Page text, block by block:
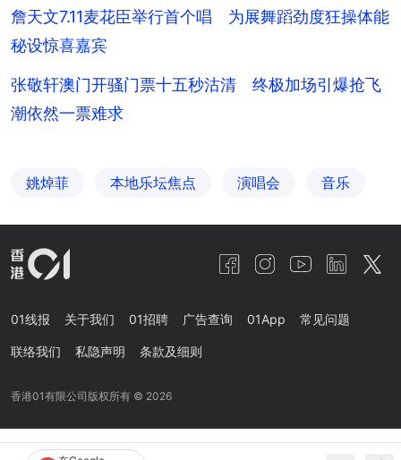
詹天文7.11麦花臣举行首个唱 为展舞蹈劲度狂操体能
秘设惊喜嘉宾
张敬轩澳门开骚门票十五秒沽清 终极加场引爆抢飞
潮依然一票难求
姚焯菲 本地乐坛焦点 演唱会 音乐
01线报 关于我们 01招聘 广告查询 01App 常见问题
联络我们 私隐声明 条款及细则
香港01有限公司版权所有 © 2026